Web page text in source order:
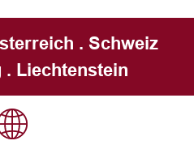
. Schweiz
. Liechtenstein